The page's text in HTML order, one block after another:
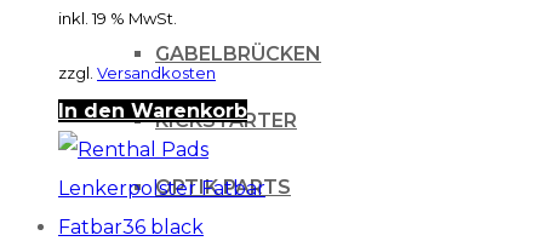
GABELBRÜCKEN
KICKSTARTER
OPTIK PARTS
inkl. 19 % MwSt.
zzgl. Versandkosten
In den Warenkorb